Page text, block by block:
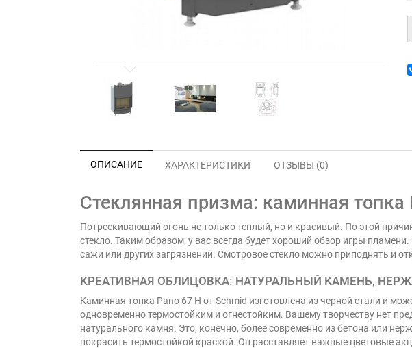
ОПИСАНИЕ ХАРАКТЕРИСТИКИ ОТЗЫВЫ (0)
Стеклянная призма: каминная топка
Потрескивающий огонь не только теплый, но и красивый. По этой
стекло. Таким образом, у вас всегда будет хороший обзор игры
сажи или других загрязнений. Смотровое стекло можно приподнять и
КРЕАТИВНАЯ ОБЛИЦОВКА: НАТУРАЛЬНЫЙ КАМЕНЬ,
Каминная топка Pano 67 H от Schmid изготовлена ​​из черной стали и
одновременно термостойким и огнестойким. Вашему творчеству нет
натурального камня. Это, конечно, более современно из бетона или
покрасить термостойкой краской. Он расставляет важные цветовые